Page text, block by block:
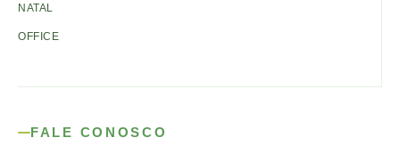
NATAL
OFFICE
FALE CONOSCO